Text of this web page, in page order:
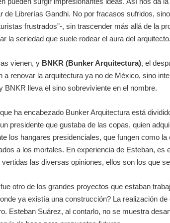
de Librerías Gandhi. No por fracasos sufridos,
frustrados”-, sin trascender más allá de la
la seriedad que suele rodear el aura del arquitecto.
vienen, y BNKR (Bunker Arquitectura), el
a renovar la arquitectura ya no de México, sino
BNKR lleva el sino sobreviviente en el nombre.
ha encabezado Bunker Arquitectura está
presidente que gustaba de las copas, quien
los hangares presidenciales, que fungen como
a los mortales. En experiencia de Esteban,
las diversas opiniones, ellos son los que
otro de los grandes proyectos que estaban
ya existía una construcción? La realización
Esteban Suárez, al contarlo, no se muestra